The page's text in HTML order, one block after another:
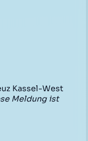
Kassel-West
Meldung ist